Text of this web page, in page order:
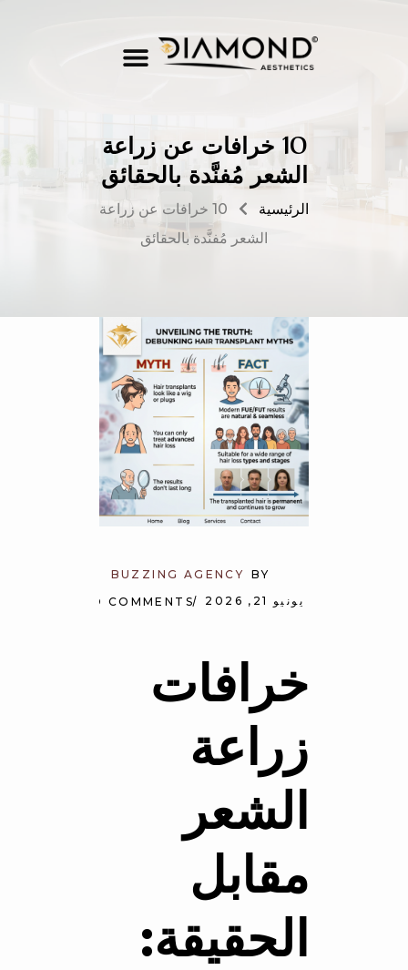
10 خرافات عن زراعة
الشعر مُفنَّدة بالحقائق
الرئيسية
10 خرافات عن زراعة
الشعر مُفنَّدة بالحقائق
يونيو 21, 2026 NO COMMENTS
BY
BUZZING AGENCY
خرافات
زراعة
الشعر
مقابل
الحقيقة: